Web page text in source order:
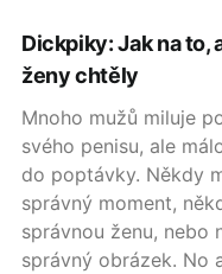
Dickpiky: Jak na to,
ženy chtěly
Mnoho mužů miluje
svého penisu, ale
do poptávky. Někdy
správný moment,
správnou ženu, nebo
správný obrázek. No